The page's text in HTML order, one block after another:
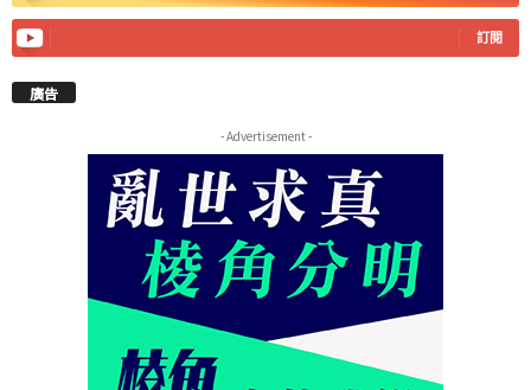
訂閱
廣告
- Advertisement -